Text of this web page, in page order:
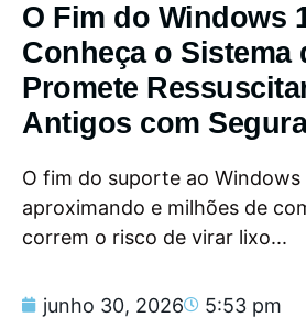
O Fim do Windows
Conheça o Sistema
Promete
Antigos com
O fim do suporte ao Windows
aproximando e milhões de
correm o risco de virar lixo...
junho 30, 2026 5:53 pm